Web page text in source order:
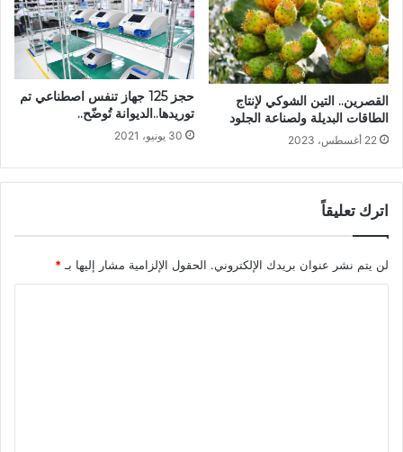
القصرين.. التين الشوكي لإنتاج
الطاقات البديلة ولصناعة الجلود
22 أغسطس، 2023
حجز 125 جهاز تنفس اصطناعي تم
توريدها..الديوانة تُوضّح..
30 يونيو، 2021
اترك تعليقاً
لن يتم نشر عنوان بريدك الإلكتروني. الحقول الإلزامية مشار إليها بـ *